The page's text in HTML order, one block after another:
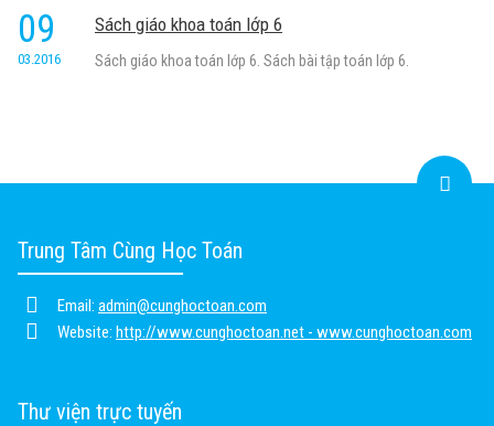
09
03.2016
Sách giáo khoa toán lớp 6
Sách giáo khoa toán lớp 6. Sách bài tập toán lớp 6.
Trung Tâm Cùng Học Toán
Email: admin@cunghoctoan.com
Website: http://www.cunghoctoan.net - www.cunghoctoan.com
Thư viện trực tuyến